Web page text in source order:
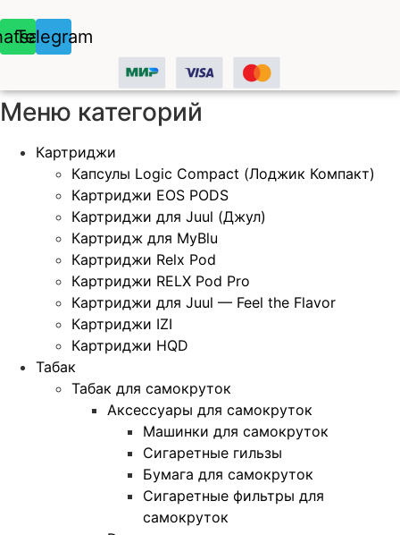
Telegram
Меню категорий
Картриджи
Капсулы Logic Compact (Лоджик Компакт)
Картриджи EOS PODS
Картриджи для Juul (Джул)
Картридж для MyBlu
Картриджи Relx Pod
Картриджи RELX Pod Pro
Картриджи для Juul — Feel the Flavor
Картриджи IZI
Картриджи HQD
Табак
Табак для самокруток
Аксессуары для самокруток
Машинки для самокруток
Сигаретные гильзы
Бумага для самокруток
Сигаретные фильтры для
самокруток